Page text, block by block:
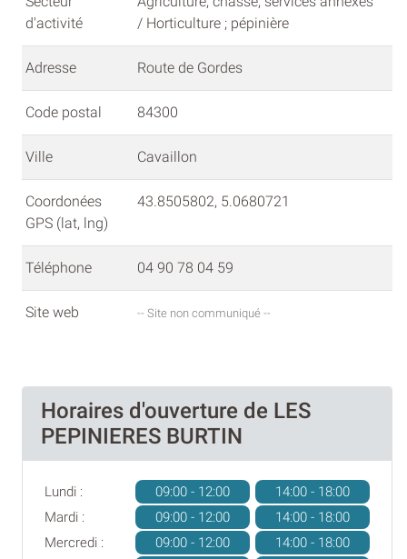
d'activité
/ Horticulture ; pépinière
Adresse Route de Gordes
Code postal 84300
Ville Cavaillon
Coordonées
GPS (lat, lng)
43.8505802, 5.0680721
Téléphone 04 90 78 04 59
Site web -- Site non communiqué --
Horaires d'ouverture de LES
PEPINIERES BURTIN
Lundi : 09:00 - 12:00
14:00 - 18:00
Mardi :
09:00 - 12:00
14:00 - 18:00
Mercredi :
09:00 - 12:00
14:00 - 18:00